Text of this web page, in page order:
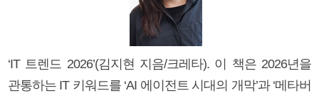
‘IT 트렌드 2026’(김지현 지음/크레타). 이 책은 2026년을
관통하는 IT 키워드를 ‘AI 에이전트 시대의 개막’과 ‘메타버